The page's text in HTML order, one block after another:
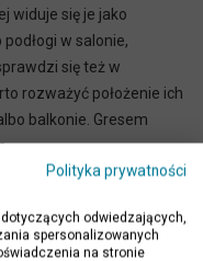
widuje się je jako
w salonie,
się też w
rozważyć położenie ich
balkonie. Gresem
Polityka prywatności
odwiedzających,
spersonalizowanych
na stronie